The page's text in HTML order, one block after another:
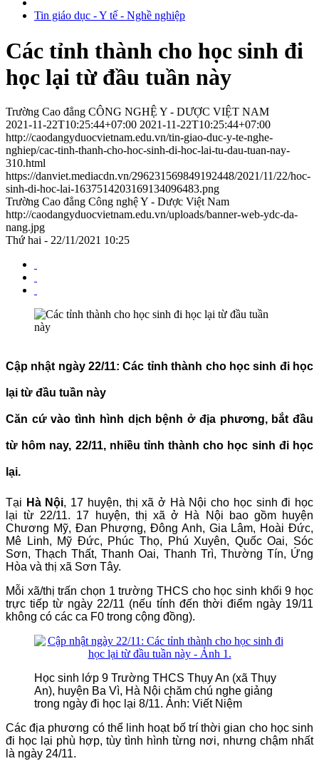
Tin giáo dục - Y tế - Nghề nghiệp
Các tỉnh thành cho học sinh đi
học lại từ đầu tuần này
Trường Cao đẳng CÔNG NGHỆ Y - DƯỢC VIỆT NAM
2021-11-22T10:25:44+07:00 2021-11-22T10:25:44+07:00
http://caodangyduocvietnam.edu.vn/tin-giao-duc-y-te-nghe-
nghiep/cac-tinh-thanh-cho-hoc-sinh-di-hoc-lai-tu-dau-tuan-nay-
310.html
https://danviet.mediacdn.vn/296231569849192448/2021/11/22/hoc-
sinh-di-hoc-lai-1637514203169134096483.png
Trường Cao đẳng Công nghệ Y - Dược Việt Nam
http://caodangyduocvietnam.edu.vn/uploads/banner-web-ydc-da-
nang.jpg
Thứ hai - 22/11/2021 10:25
Cập nhật ngày 22/11: Các tỉnh thành cho học sinh đi học
lại từ đầu tuần này
Căn cứ vào tình hình dịch bệnh ở địa phương, bắt đầu
từ hôm nay, 22/11, nhiều tỉnh thành cho học sinh đi học
lại.
Tại Hà Nội, 17 huyện, thị xã ở Hà Nội cho học sinh đi học
lại từ 22/11. 17 huyện, thị xã ở Hà Nội bao gồm huyện
Chương Mỹ, Đan Phượng, Đông Anh, Gia Lâm, Hoài Đức,
Mê Linh, Mỹ Đức, Phúc Thọ, Phú Xuyên, Quốc Oai, Sóc
Sơn, Thạch Thất, Thanh Oai, Thanh Trì, Thường Tín, Ứng
Hòa và thị xã Sơn Tây.
Mỗi xã/thị trấn chọn 1 trường THCS cho học sinh khối 9 học
trực tiếp từ ngày 22/11 (nếu tính đến thời điểm ngày 19/11
không có các ca F0 trong cộng đồng).
Học sinh lớp 9 Trường THCS Thụy An (xã Thụy
An), huyện Ba Vì, Hà Nội chăm chú nghe giảng
trong ngày đi học lại 8/11. Ảnh: Viết Niệm
Các địa phương có thể linh hoạt bố trí thời gian cho học sinh
đi học lại phù hợp, tùy tình hình từng nơi, nhưng chậm nhất
là ngày 24/11.